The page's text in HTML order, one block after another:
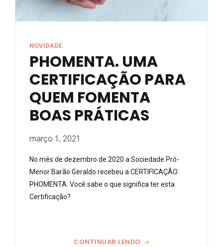
NOVIDADE
PHOMENTA. UMA
CERTIFICAÇÃO PARA
QUEM FOMENTA
BOAS PRÁTICAS
março 1, 2021
No mês de dezembro de 2020 a Sociedade Pró-
Menor Barão Geraldo recebeu a CERTIFICAÇÃO
PHOMENTA. Você sabe o que significa ter esta
Certificação?
CONTINUAR LENDO